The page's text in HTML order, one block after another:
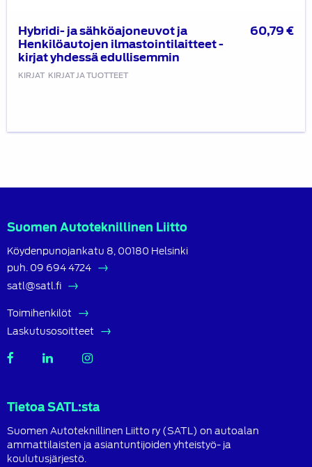
Hybridi- ja sähköajoneuvot ja
Henkilöautojen ilmastointilaitteet -
kirjat yhdessä edullisemmin
KIRJAT KIRJAT JA TUOTTEET
60,79€
Suomen Autoteknillinen Liitto
Köydenpunojankatu 8, 00180 Helsinki
puh. 09 694 4724
satl@satl.fi
Toimihenkilöt
Laskutusosoitteet
SATL
SATL
Tietoa SATL:sta
Suomen Autoteknillinen Liitto ry (SATL) on autoalan
ammattilaisten ja asiantuntijoiden yhteistyö- ja
koulutusjärjestö.